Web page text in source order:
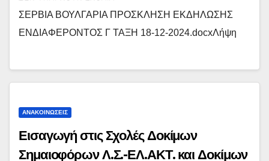
ΣΕΡΒΙΑ ΒΟΥΛΓΑΡΙΑ ΠΡΟΣΚΛΗΣΗ ΕΚΔΗΛΩΣΗΣ
ΕΝΔΙΑΦΕΡΟΝΤΟΣ Γ ΤΑΞΗ 18-12-2024.docxΛήψη
ΑΝΑΚΟΙΝΏΣΕΙΣ
Εισαγωγή στις Σχολές Δοκίμων
Σημαιοφόρων Λ.Σ.-ΕΛ.ΑΚΤ. και Δοκίμων